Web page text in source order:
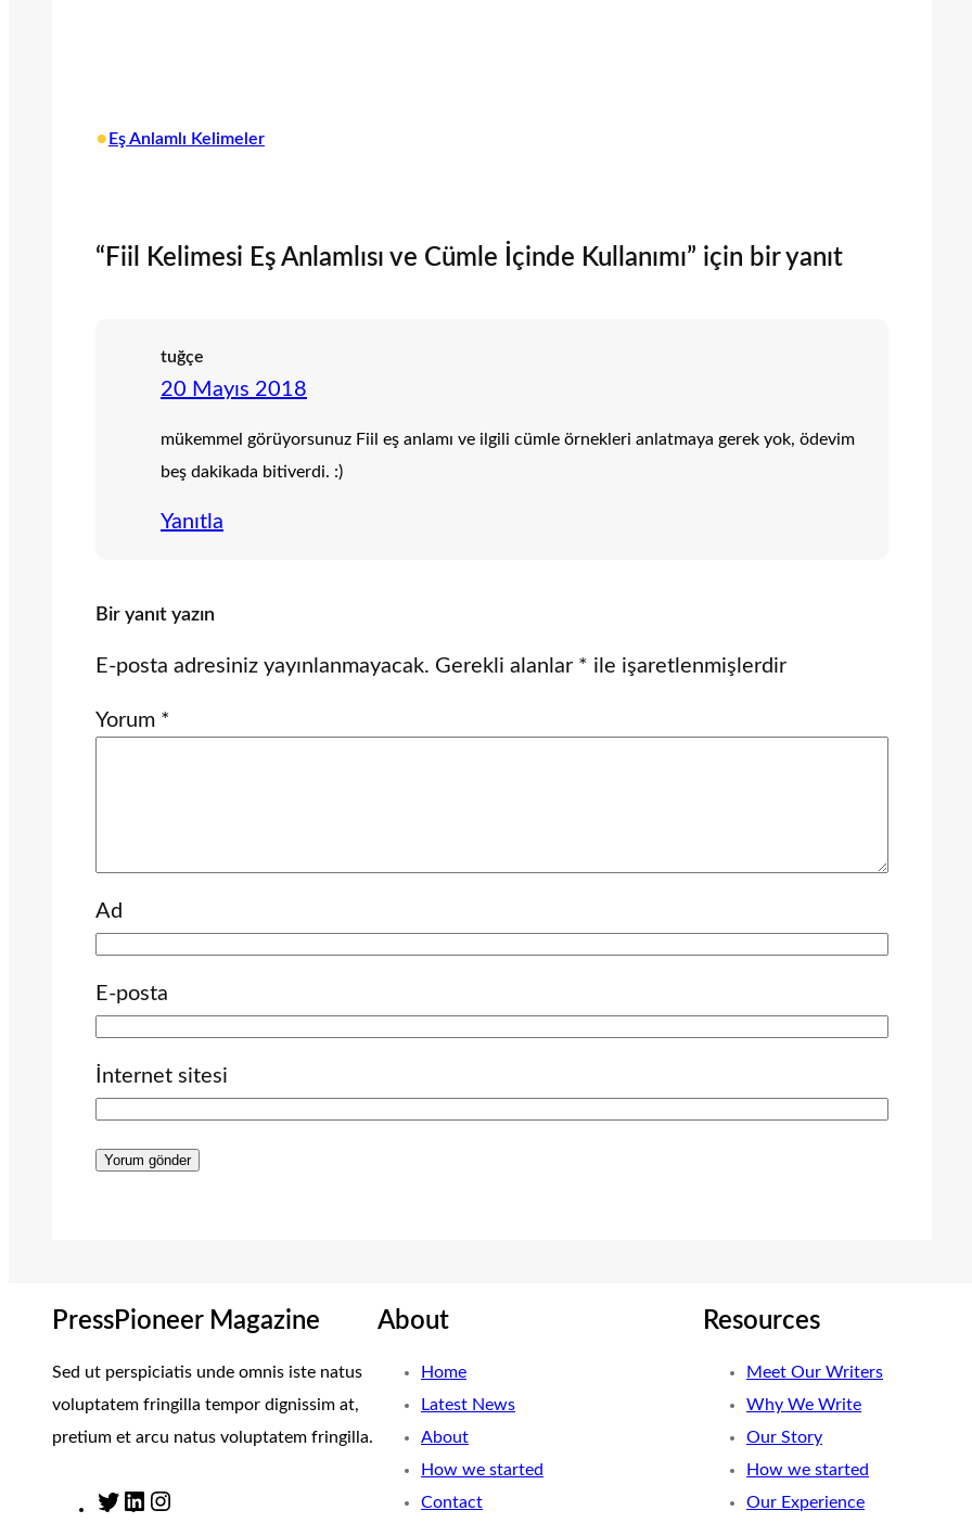
• Eş Anlamlı Kelimeler
“Fiil Kelimesi Eş Anlamlısı ve Cümle İçinde Kullanımı” için bir yanıt
tuğçe
20 Mayıs 2018
mükemmel görüyorsunuz Fiil eş anlamı ve ilgili cümle örnekleri anlatmaya gerek yok, ödevim
beş dakikada bitiverdi. :)
Yanıtla
Bir yanıt yazın
E-posta adresiniz yayınlanmayacak. Gerekli alanlar * ile işaretlenmişlerdir
Yorum *
Ad
E-posta
İnternet sitesi
PressPioneer Magazine
Sed ut perspiciatis unde omnis iste natus
voluptatem fringilla tempor dignissim at,
pretium et arcu natus voluptatem fringilla.
T L
About
Home
Latest News
About
How we started
Contact
Resources
Meet Our Writers
Why We Write
Our Story
How we started
Our Experience